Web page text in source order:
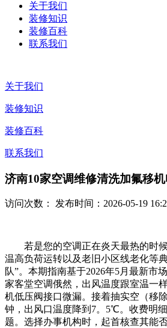
关于我们
装修知识
装修百科
联系我们
关于我们
装修知识
装修百科
联系我们
济南10家空调维修清洗加氟移
访问次数： 发布时间：2026-05-19
若是您的空调正在炎天最热的时候
温高负荷运转以及老旧小区线老化等
队”。本期指南基于2026年5月最新
家客堂空调俄然，出风温度跟室温一
机低压阀接口微漏。接着抽实空（移
钟，出风口温度降到7。5℃。收费明
题。选择办事机构时，起首核查其能